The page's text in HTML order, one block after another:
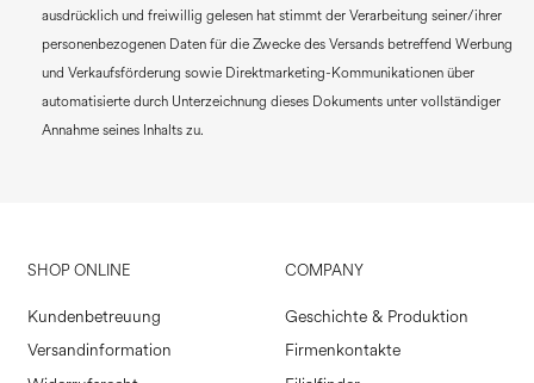
ausdrücklich und freiwillig gelesen hat stimmt der Verarbeitung seiner/ihrer
personenbezogenen Daten für die Zwecke des Versands betreffend Werbung
und Verkaufsförderung sowie Direktmarketing-Kommunikationen über
automatisierte durch Unterzeichnung dieses Dokuments unter vollständiger
Annahme seines Inhalts zu.
SHOP ONLINE
Kundenbetreuung
Versandinformation
COMPANY
Geschichte & Produktion
Firmenkontakte